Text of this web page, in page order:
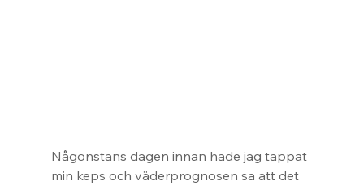
Någonstans dagen innan hade jag tappat
min keps och väderprognosen sa att det